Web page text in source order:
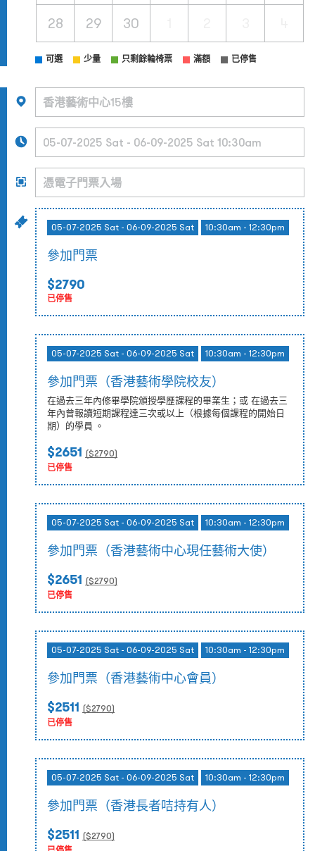
28 29 30
可選 少量 只剩餘輪椅票 滿額 已停售
05-07-2025 Sat - 06-09-2025 Sat 10:30am - 12:30pm
參加門票
$2790
已停售
05-07-2025 Sat - 06-09-2025 Sat 10:30am - 12:30pm
參加門票（香港藝術學院校友）
在過去三年內修畢學院頒授學歷課程的畢業生；或 在過去三
年內曾報讀短期課程達三次或以上（根據每個課程的開始日
期）的學員 。
$2651 ($2790)
已停售
05-07-2025 Sat - 06-09-2025 Sat 10:30am - 12:30pm
參加門票（香港藝術中心現任藝術大使）
$2651 ($2790)
已停售
05-07-2025 Sat - 06-09-2025 Sat 10:30am - 12:30pm
參加門票（香港藝術中心會員）
$2511 ($2790)
已停售
05-07-2025 Sat - 06-09-2025 Sat 10:30am - 12:30pm
參加門票（香港長者咭持有人）
$2511 ($2790)